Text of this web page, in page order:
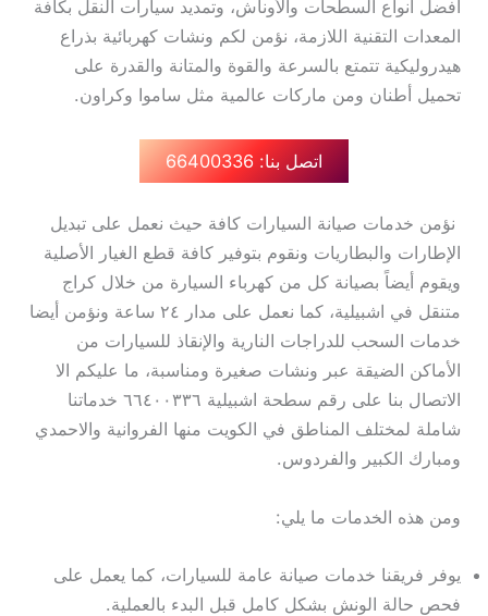
أفضل أنواع السطحات والأوناش، وتمديد سيارات النقل بكافة
المعدات التقنية اللازمة، نؤمن لكم ونشات كهربائية بذراع
هيدروليكية تتمتع بالسرعة والقوة والمتانة والقدرة على
تحميل أطنان ومن ماركات عالمية مثل ساموا وكراون.
اتصل بنا: 66400336
نؤمن خدمات صيانة السيارات كافة حيث نعمل على تبديل
الإطارات والبطاريات ونقوم بتوفير كافة قطع الغيار الأصلية
ويقوم أيضاً بصيانة كل من كهرباء السيارة من خلال كراج
متنقل في اشبيلية، كما نعمل على مدار ٢٤ ساعة ونؤمن أيضا
خدمات السحب للدراجات النارية والإنقاذ للسيارات من
الأماكن الضيقة عبر ونشات صغيرة ومناسبة، ما عليكم الا
الاتصال بنا على رقم سطحة اشبيلية ٦٦٤٠٠٣٣٦ خدماتنا
شاملة لمختلف المناطق في الكويت منها الفروانية والاحمدي
ومبارك الكبير والفردوس.
ومن هذه الخدمات ما يلي:
يوفر فريقنا خدمات صيانة عامة للسيارات، كما يعمل على
فحص حالة الونش بشكل كامل قبل البدء بالعملية.